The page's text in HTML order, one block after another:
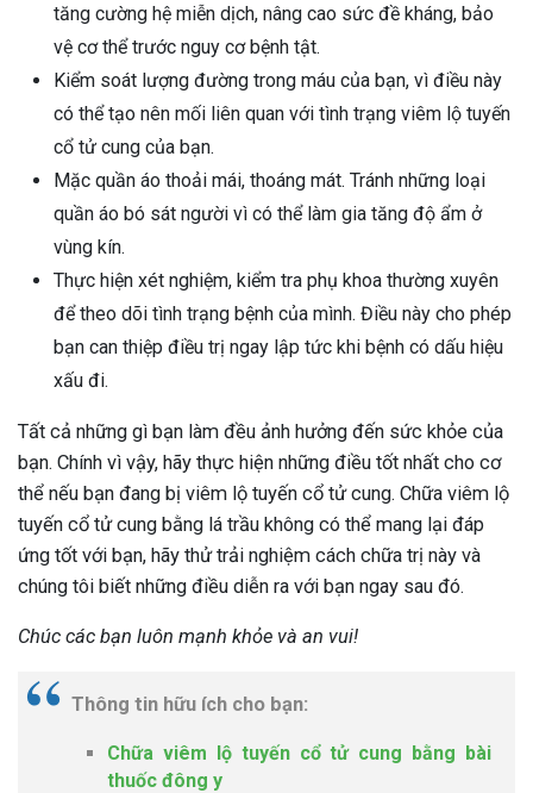
tăng cường hệ miễn dịch, nâng cao sức đề kháng, bảo
vệ cơ thể trước nguy cơ bệnh tật.
Kiểm soát lượng đường trong máu của bạn, vì điều này
có thể tạo nên mối liên quan với tình trạng viêm lộ tuyến
cổ tử cung của bạn.
Mặc quần áo thoải mái, thoáng mát. Tránh những loại
quần áo bó sát người vì có thể làm gia tăng độ ẩm ở
vùng kín.
Thực hiện xét nghiệm, kiểm tra phụ khoa thường xuyên
để theo dõi tình trạng bệnh của mình. Điều này cho phép
bạn can thiệp điều trị ngay lập tức khi bệnh có dấu hiệu
xấu đi.
Tất cả những gì bạn làm đều ảnh hưởng đến sức khỏe của
bạn. Chính vì vậy, hãy thực hiện những điều tốt nhất cho cơ
thể nếu bạn đang bị viêm lộ tuyến cổ tử cung. Chữa viêm lộ
tuyến cổ tử cung bằng lá trầu không có thể mang lại đáp
ứng tốt với bạn, hãy thử trải nghiệm cách chữa trị này và
chúng tôi biết những điều diễn ra với bạn ngay sau đó.
Chúc các bạn luôn mạnh khỏe và an vui!
Thông tin hữu ích cho bạn:
Chữa viêm lộ tuyến cổ tử cung bằng bài
thuốc đông y